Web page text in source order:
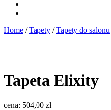
Home /Tapety /Tapety do salonu
Tapeta Elixity
cena: 504,00 zł